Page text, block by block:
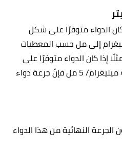
الدواء متوفرًا على شكل
إلى مل حسب المعطيات
إذا كان الدواء متوفرًا على
شكل محلول معلق بتركيز 400 ميليغرام/ 5 مل فإنّ جرعة دواء
مل (ستكون الجرعة النهائية من هذا الدواء